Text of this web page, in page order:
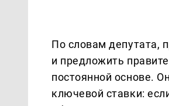
По словам депутата,
и предложить
постоянной основе.
ключевой ставки: